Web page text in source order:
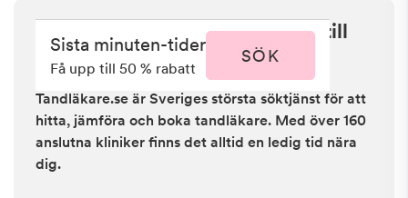
Sista minuten i Kalmar - få upp till
50 % rabatt
Tandläkare.se är Sveriges största söktjänst för att
hitta, jämföra och boka tandläkare. Med över 160
anslutna kliniker finns det alltid en ledig tid nära
dig.
Sista minuten-tider
Få upp till 50 % rabatt
SÖK